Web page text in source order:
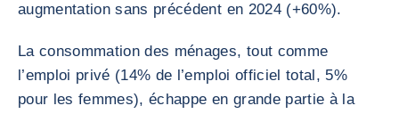
augmentation sans précédent en 2024 (+60%).
La consommation des ménages, tout comme
l’emploi privé (14% de l’emploi officiel total, 5%
pour les femmes), échappe en grande partie à la